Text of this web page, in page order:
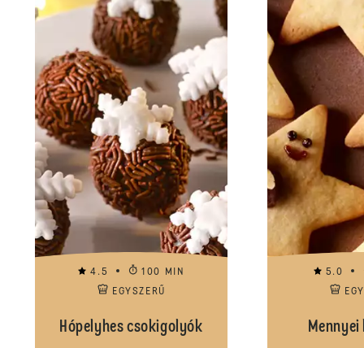
4.5
100 MIN
EGYSZERŰ
Hópelyhes csokigolyók
5.0